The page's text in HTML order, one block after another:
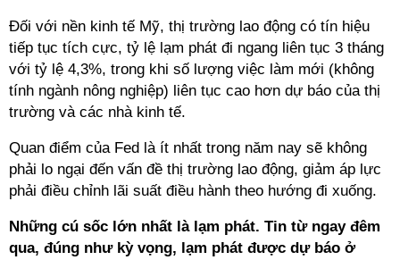
Đối với nền kinh tế Mỹ, thị trường lao động có tín hiệu
tiếp tục tích cực, tỷ lệ lạm phát đi ngang liên tục 3 tháng
với tỷ lệ 4,3%, trong khi số lượng việc làm mới (không
tính ngành nông nghiệp) liên tục cao hơn dự báo của thị
trường và các nhà kinh tế.
Quan điểm của Fed là ít nhất trong năm nay sẽ không
phải lo ngại đến vấn đề thị trường lao động, giảm áp lực
phải điều chỉnh lãi suất điều hành theo hướng đi xuống.
Những cú sốc lớn nhất là lạm phát. Tin từ ngay đêm
qua, đúng như kỳ vọng, lạm phát được dự báo ở